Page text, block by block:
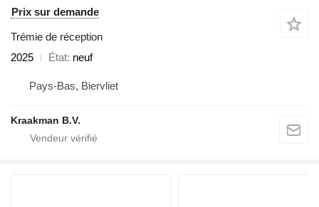
Prix sur demande
Trémie de réception
2025
État neuf
Pays-Bas, Biervliet
Kraakman B.V.